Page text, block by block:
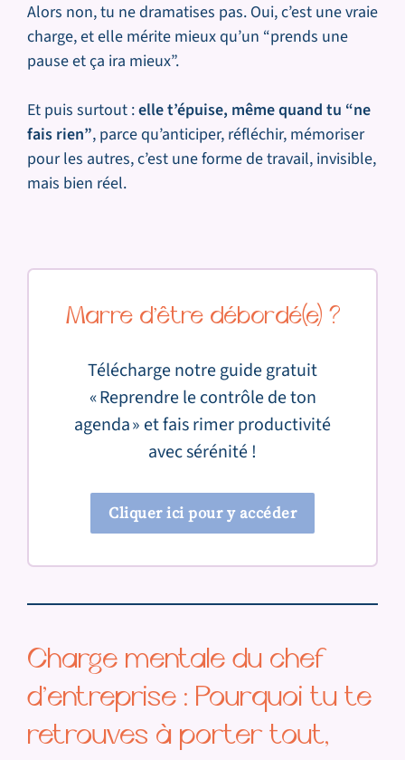
Alors non, tu ne dramatises pas. Oui, c’est une vraie
charge, et elle mérite mieux qu’un “prends une
pause et ça ira mieux”.
Et puis surtout :elle t’épuise, même quand tu “ne
fais rien”, parce qu’anticiper, réfléchir, mémoriser
pour les autres, c’est une forme de travail, invisible,
mais bien réel.
Marre d’être débordé(e) ?
Télécharge notre guide gratuit
« Reprendre le contrôle de ton
agenda » et fais rimer productivité
avec sérénité !
Cliquer ici pour y accéder
Charge mentale du chef
d’entreprise : Pourquoi tu te
retrouves à porter tout,